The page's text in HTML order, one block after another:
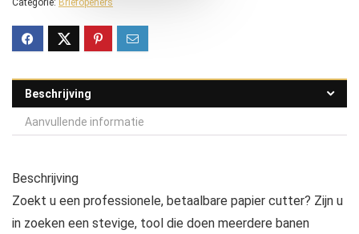
Categorie: Briefopeners
Beschrijving
Aanvullende informatie
Beschrijving
Zoekt u een professionele, betaalbare papier cutter? Zijn u
in zoeken een stevige, tool die doen meerdere banen